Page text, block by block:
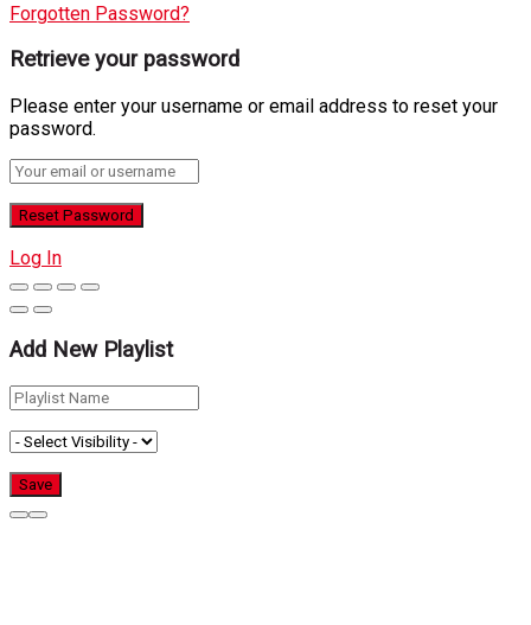
Forgotten Password?
Retrieve your password
Please enter your username or email address to reset your
password.
Log In
Add New Playlist